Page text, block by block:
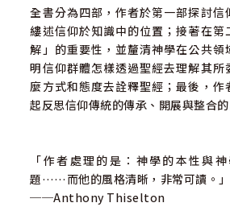
全書分為四部，作者於第一部探討信
縷述信仰於知識中的位置；接著在第
解」的重要性，並釐清神學在公共領
明信仰群體怎樣透過聖經去理解其所
麼方式和態度去詮釋聖經；最後，作
起反思信仰傳統的傳承、開展與整合的
「作者處理的是：神學的本性與
題……而他的風格清晰，非常可讀。」
──Anthony Thiselton